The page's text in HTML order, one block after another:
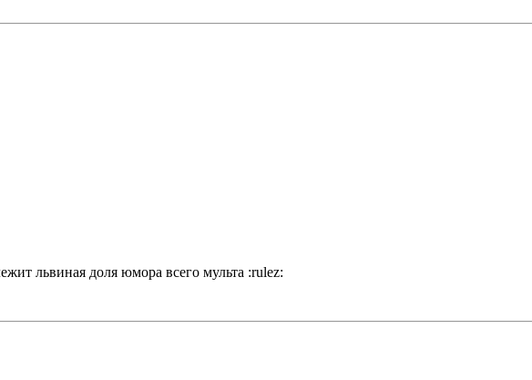
львиная доля юмора всего мульта :rulez: